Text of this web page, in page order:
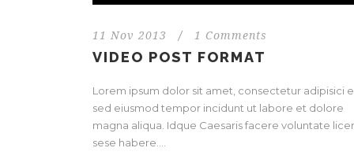
11 Nov 2013 / 1 Comments
VIDEO POST FORMAT
Lorem ipsum dolor sit amet, consectetur adipisici
sed eiusmod tempor incidunt ut labore et dolore
magna aliqua. Idque Caesaris facere voluntate
sese habere....